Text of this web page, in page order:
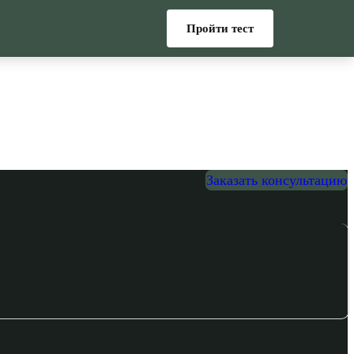
Заказать консультацию
Пройти тест